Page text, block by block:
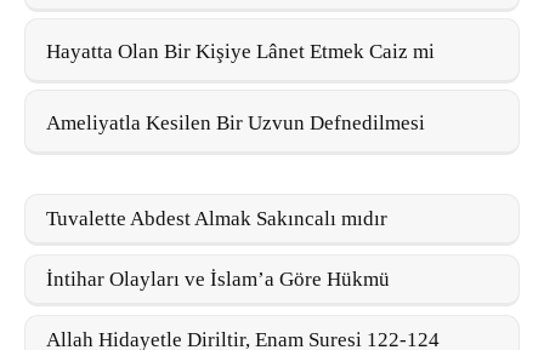
Hayatta Olan Bir Kişiye Lânet Etmek Caiz mi
Ameliyatla Kesilen Bir Uzvun Defnedilmesi
Tuvalette Abdest Almak Sakıncalı mıdır
İntihar Olayları ve İslam’a Göre Hükmü
Allah Hidayetle Diriltir, Enam Suresi 122-124